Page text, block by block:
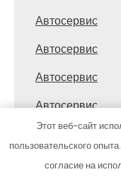
Автосервис
Автосервис
Автосервис
Автосервис
Автосервис
Автосервис
Этот веб-сайт
пользовательского
согласие на